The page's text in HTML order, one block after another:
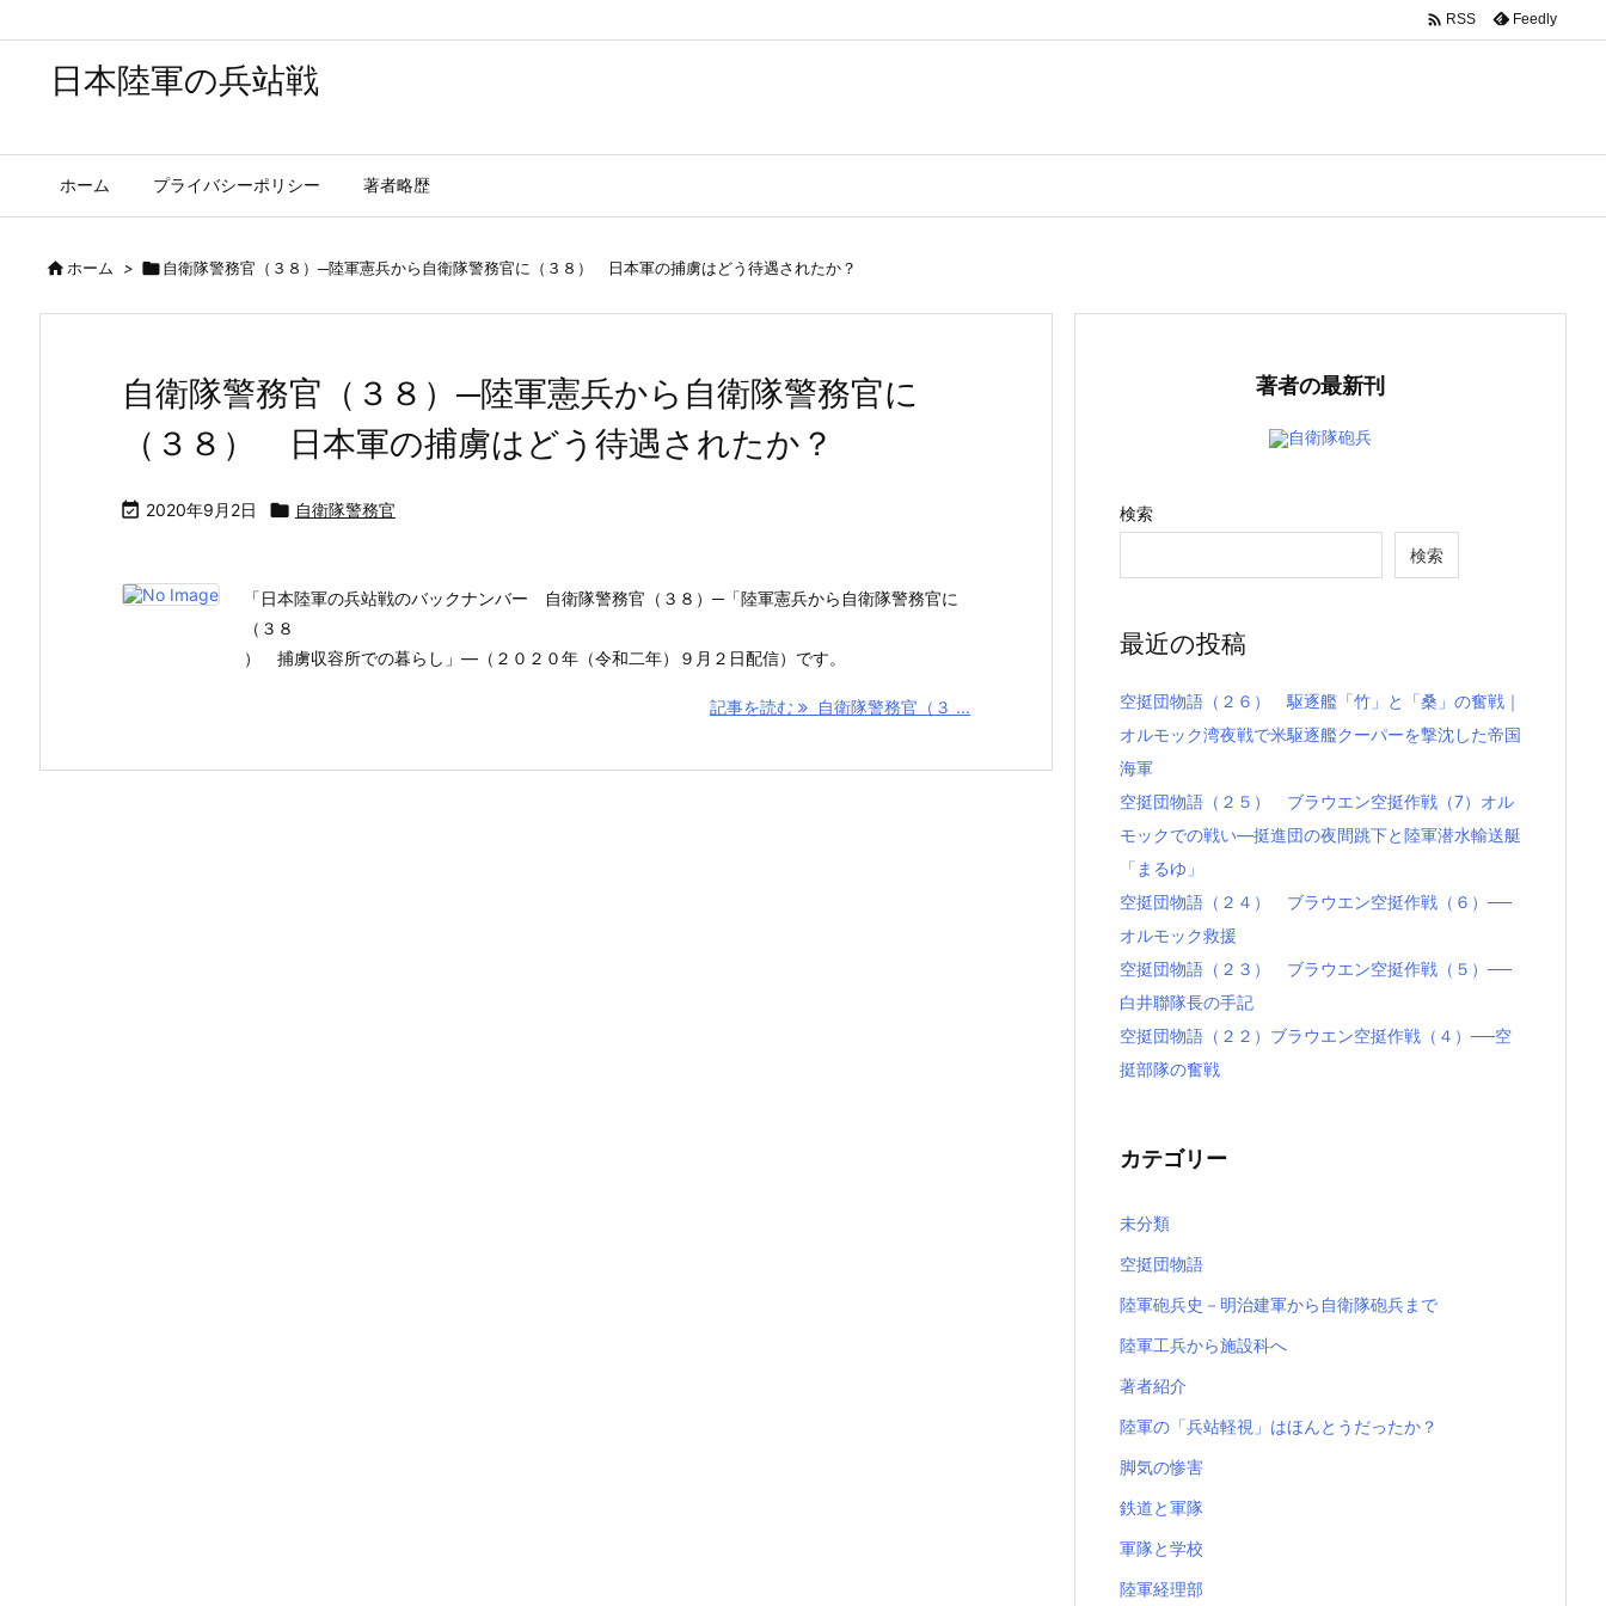
日本陸軍の兵站戦
ホーム プライバシーポリシー 著者略歴
 RSS Feedly
ホーム > 自衛隊警務官（３８）─陸軍憲兵から自衛隊警務官に（３８） 日本軍の捕虜はどう待遇されたか？
自衛隊警務官（３８）─陸軍憲兵から自衛隊警務官に
（３８） 日本軍の捕虜はどう待遇されたか？
 2020年9月2日  自衛隊警務官
「日本陸軍の兵站戦のバックナンバー 自衛隊警務官（３８）─「陸軍憲兵から自衛隊警務官に
（３８
） 捕虜収容所での暮らし」―（２０２０年（令和二年）９月２日配信）です。
記事を読む 自衛隊警務官（３ ...
著者の最新刊
自衛隊砲兵
検索
検索
最近の投稿
空挺団物語（２６） 駆逐艦「竹」と「桑」の奮戦｜
オルモック湾夜戦で米駆逐艦クーパーを撃沈した帝国
海軍
空挺団物語（２５） ブラウエン空挺作戦（7）オル
モックでの戦い―挺進団の夜間跳下と陸軍潜水輸送艇
「まるゆ」
空挺団物語（２４） ブラウエン空挺作戦（６）──
オルモック救援
空挺団物語（２３） ブラウエン空挺作戦（５）──
白井聯隊長の手記
空挺団物語（２２）ブラウエン空挺作戦（４）──空
挺部隊の奮戦
カテゴリー
未分類
空挺団物語
陸軍砲兵史－明治建軍から自衛隊砲兵まで
陸軍工兵から施設科へ
著者紹介
陸軍の「兵站軽視」はほんとうだったか？
脚気の惨害
鉄道と軍隊
軍隊と学校
陸軍経理部